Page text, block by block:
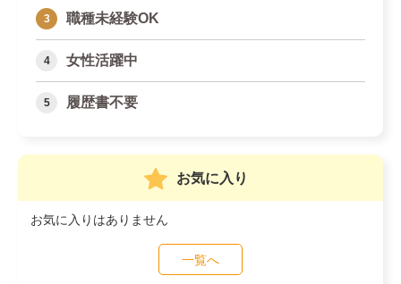
職種未経験OK
女性活躍中
履歴書不要
お気に入り
お気に入りはありません
一覧へ